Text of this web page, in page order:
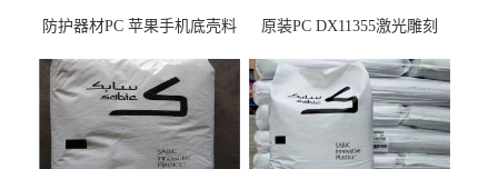
防护器材PC 苹果手机底壳料
之忧
原装PC DX11355激光雕刻